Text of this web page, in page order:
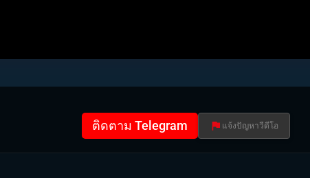
ติดตาม Telegram แจ้งปัญหาวีดีโอ